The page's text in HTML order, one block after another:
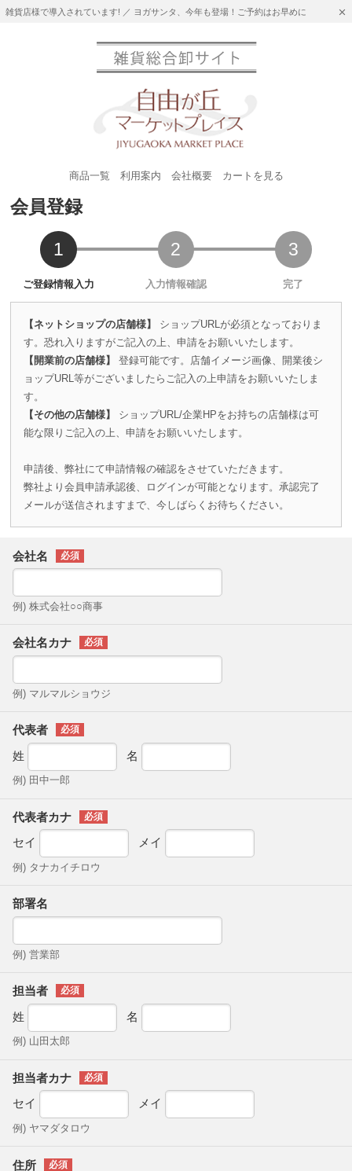
雑貨店様で導入されています! ／ ヨガサンタ、今年も登場！ご予約はお早めに
商品一覧 利用案内 会社概要 カートを見る
会員登録
【ネットショップの店舗様】
ショップURLが必須となっておりま
す。恐れ入りますがご記入の上、申請をお願いいたします。
【開業前の店舗様】
登録可能です。店舗イメージ画像、開業後シ
ョップURL等がございましたらご記入の上申請をお願いいたしま
す。
【その他の店舗様】
ショップURL/企業HPをお持ちの店舗様は可
能な限りご記入の上、申請をお願いいたします。
申請後、弊社にて申請情報の確認をさせていただきます。
弊社より会員申請承認後、ログインが可能となります。承認完了
メールが送信されますまで、今しばらくお待ちください。
会社名
例) 株式会社○○商事
会社名カナ
例) マルマルショウジ
代表者
姓
名
例) 田中一郎
代表者カナ
セイ
メイ
例) タナカイチロウ
部署名
例) 営業部
担当者
姓
名
例) 山田太郎
担当者カナ
セイ
メイ
例) ヤマダタロウ
住所